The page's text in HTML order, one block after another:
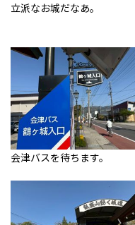
立派なお城だなあ。
会津バスを待ちます。